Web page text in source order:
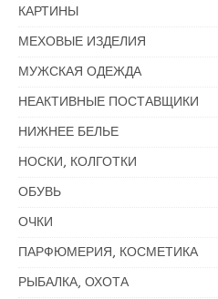
КАРТИНЫ
МЕХОВЫЕ ИЗДЕЛИЯ
МУЖСКАЯ ОДЕЖДА
НЕАКТИВНЫЕ ПОСТАВЩИКИ
НИЖНЕЕ БЕЛЬЕ
НОСКИ, КОЛГОТКИ
ОБУВЬ
ОЧКИ
ПАРФЮМЕРИЯ, КОСМЕТИКА
РЫБАЛКА, ОХОТА